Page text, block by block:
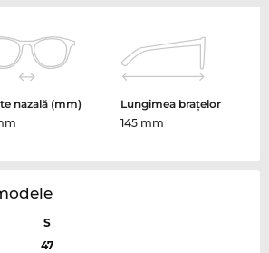
nazală (mm)
Lungimea brațelor
145 mm
S
47